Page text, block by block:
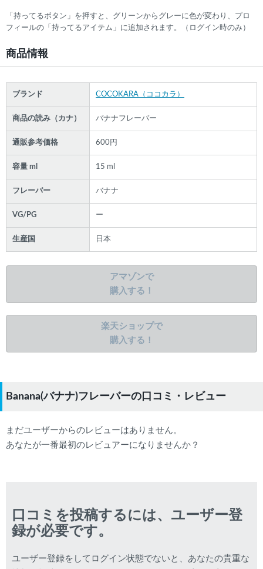
「持ってるボタン」を押すと、グリーンからグレーに色が変わり、プロ
フィールの「持ってるアイテム」に追加されます。（ログイン時のみ）
商品情報
ブランド COCOKARA（ココカラ）
商品の読み（カナ） バナナフレーバー
通販参考価格 600円
容量 ml 15 ml
フレーバー バナナ
VG/PG ー
生産国 日本
アマゾンで
購入する！
楽天ショップで
購入する！
Banana(バナナ)フレーバーの口コミ・レビュー
まだユーザーからのレビューはありません。
あなたが一番最初のレビュアーになりませんか？
口コミを投稿するには、ユーザー登
録が必要です。
ユーザー登録をしてログイン状態でないと、あなたの貴重な